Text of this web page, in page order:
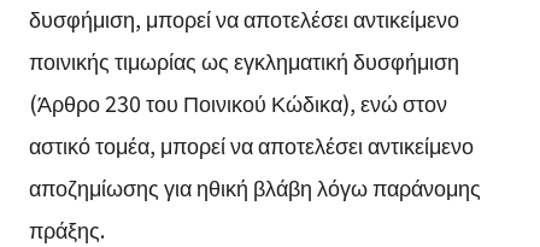
δυσφήμιση, μπορεί να αποτελέσει αντικείμενο
ποινικής τιμωρίας ως εγκληματική δυσφήμιση
(Άρθρο 230 του Ποινικού Κώδικα), ενώ στον
αστικό τομέα, μπορεί να αποτελέσει αντικείμενο
αποζημίωσης για ηθική βλάβη λόγω παράνομης
πράξης.